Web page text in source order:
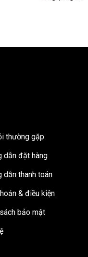
thường gặp
dẫn đặt hàng
dẫn thanh toán
& điều kiện
bảo mật